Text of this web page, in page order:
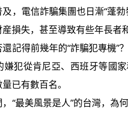
電信詐騙集團也日漸“蓬勃
損失，甚至導致有些年長者
得前幾年的“詐騙犯專機”
嫌犯從肯尼亞、西班牙等國
已有數百名。
最美風景是人”的台灣，為